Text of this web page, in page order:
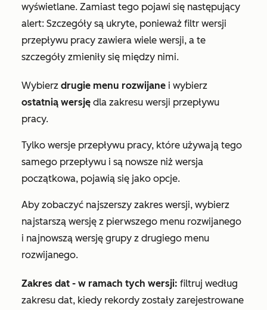
wyświetlane. Zamiast tego pojawi się następujący
alert: Szczegóły są ukryte, ponieważ filtr wersji
przepływu pracy zawiera wiele wersji, a te
szczegóły zmieniły się między nimi.
Wybierz drugie menu rozwijane i wybierz
ostatnią wersję dla zakresu wersji przepływu
pracy.
Tylko wersje przepływu pracy, które używają tego
samego przepływu i są nowsze niż wersja
początkowa, pojawią się jako opcje.
Aby zobaczyć najszerszy zakres wersji, wybierz
najstarszą wersję z pierwszego menu rozwijanego
i najnowszą wersję grupy z drugiego menu
rozwijanego.
Zakres dat - w ramach tych wersji: filtruj według
zakresu dat, kiedy rekordy zostały zarejestrowane